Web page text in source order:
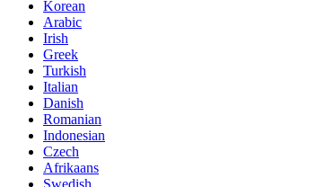
Korean
Arabic
Irish
Greek
Turkish
Italian
Danish
Romanian
Indonesian
Czech
Afrikaans